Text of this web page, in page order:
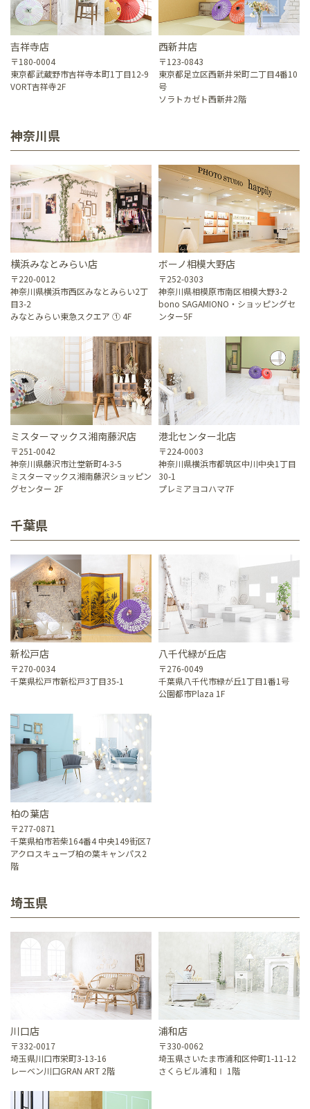
吉祥寺店
〒180-0004
東京都武蔵野市吉祥寺本町1丁目12-9
VORT吉祥寺2F
西新井店
〒123-0843
東京都足立区西新井栄町二丁目4番10
号
ソラトカゼト西新井2階
神奈川県
横浜みなとみらい店
〒220-0012
神奈川県横浜市西区みなとみらい2丁
目3-2
みなとみらい東急スクエア ① 4F
ボーノ相模大野店
〒252-0303
神奈川県相模原市南区相模大野3-2
bono SAGAMIONO・ショッピングセ
ンター5F
ミスターマックス湘南藤沢店
〒251-0042
神奈川県藤沢市辻堂新町4-3-5
ミスターマックス湘南藤沢ショッピン
グセンター 2F
港北センター北店
〒224-0003
神奈川県横浜市都筑区中川中央1丁目
30-1
プレミアヨコハマ7F
千葉県
新松戸店
〒270-0034
千葉県松戸市新松戸3丁目35-1
八千代緑が丘店
〒276-0049
千葉県八千代市緑が丘1丁目1番1号
公園都市Plaza 1F
柏の葉店
〒277-0871
千葉県柏市若柴164番4 中央149街区7
アクロスキューブ柏の葉キャンパス2
階
埼玉県
川口店
〒332-0017
埼玉県川口市栄町3-13-16
レーベン川口GRAN ART 2階
浦和店
〒330-0062
埼玉県さいたま市浦和区仲町1-11-12
さくらビル浦和Ⅰ 1階